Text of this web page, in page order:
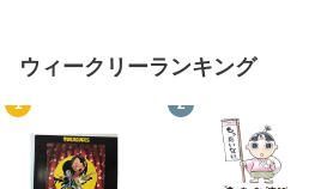
ウィークリーランキング
1 2